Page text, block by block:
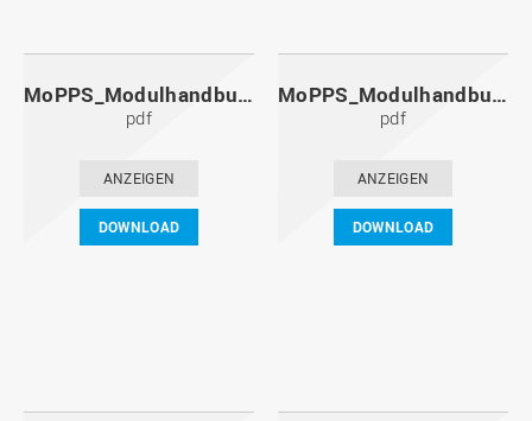
MoPPS_Modulhandbuch_20141201.pdf
pdf
ANZEIGEN
DOWNLOAD
MoPPS_Modulhandbuch_20140601.pdf
pdf
ANZEIGEN
DOWNLOAD